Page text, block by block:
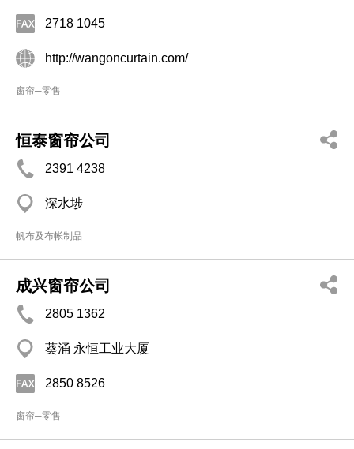
2718 1045
http://wangoncurtain.com/
窗帘─零售
恒泰窗帘公司
2391 4238
深水埗
帆布及布帐制品
成兴窗帘公司
2805 1362
葵涌 永恒工业大厦
2850 8526
窗帘─零售